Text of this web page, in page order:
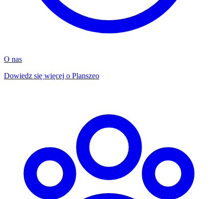
O nas
Dowiedz się więcej o Planszeo